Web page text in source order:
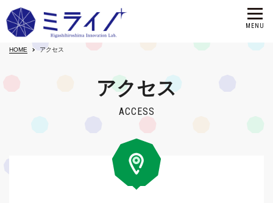
HOME アクセス
アクセス
ACCESS